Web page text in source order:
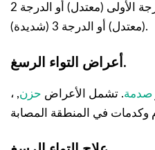
ويمكن أن يتراوح من الدرجة الأولى (معتدل) أو الدرجة 2
(معتدل) أو الدرجة 3 (شديدة).
أعراض التواء الرسغ.
صدمة. تشمل الأعراض حزن, ،